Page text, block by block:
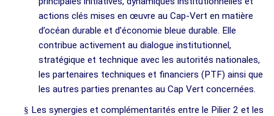
actions clés mises en œuvre au Cap-Vert en matière
d’océan durable et d’économie bleue durable. Elle
contribue activement au dialogue institutionnel,
stratégique et technique avec les autorités nationales,
les partenaires techniques et financiers (PTF) ainsi que
les autres parties prenantes au Cap Vert concernées.
§ Les synergies et complémentarités entre le Pilier 2 et les